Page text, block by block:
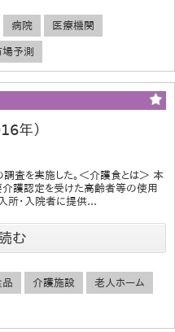
病院 医療機関
予測
年）
査を実施した。＜介護食とは＞ 本
介護認定を受けた高齢者等の使用
所・入院者に提供...
む
品 介護施設 老人ホーム